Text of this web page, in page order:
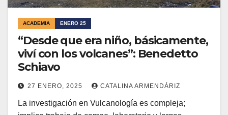
ACADEMIA ENERO 25
“Desde que era niño, básicamente,
viví con los volcanes”: Benedetto
Schiavo
27 ENERO, 2025 CATALINA ARMENDÁRIZ
La investigación en Vulcanología es compleja;